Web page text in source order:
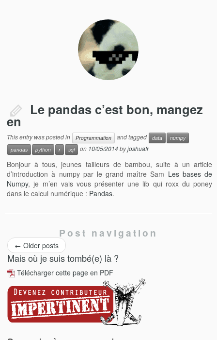
Le pandas c’est bon, mangez
en
This entry was posted in Programmation and tagged data
numpy
pandas
python r sql on 10/05/2014byjoshuafr
Bonjour à tous, jeunes tailleurs de bambou, suite à un article
d’introduction à numpy par le grand maître Sam Les bases de
Numpy, je m’en vais vous présenter une lib qui roxx du poney
dans le calcul numérique : Pandas.
Post navigation
← Older posts
Mais où je suis tombé(e) là ?
Télécharger cette page en PDF